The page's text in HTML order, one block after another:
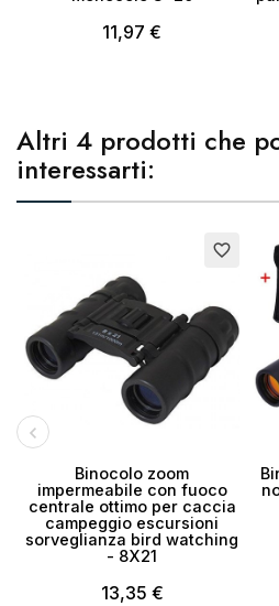
11,97 €
Altri 4 prodotti che
interessarti:
favorite_border
Binocolo zoom
impermeabile con fuoco
centrale ottimo per caccia
campeggio escursioni
sorveglianza bird watching
- 8X21
13,35 €